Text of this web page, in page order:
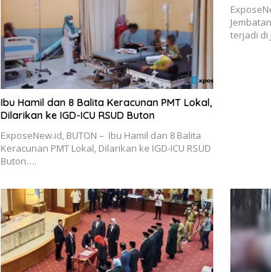
Ibu Hamil dan 8 Balita Keracunan PMT Lokal,
Dilarikan ke IGD-ICU RSUD Buton
ExposeNew.id, BUTON – Ibu Hamil dan 8 Balita
Keracunan PMT Lokal, Dilarikan ke IGD-ICU RSUD
Buton….
terjadi di